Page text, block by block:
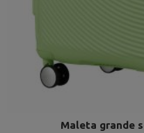
Maleta grande